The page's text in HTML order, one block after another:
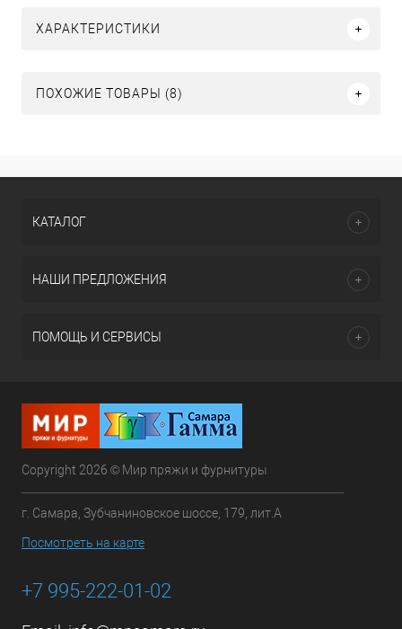
ХАРАКТЕРИСТИКИ
ПОХОЖИЕ ТОВАРЫ (8)
КАТАЛОГ
НАШИ ПРЕДЛОЖЕНИЯ
ПОМОЩЬ И СЕРВИСЫ
Copyright 2026 © Мир пряжи и фурнитуры
г. Самара, Зубчаниновское шоссе, 179, лит.А
Посмотреть на карте
+7 995-222-01-02